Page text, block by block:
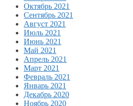
Октябрь 2021
Сентябрь 2021
Август 2021
Июль 2021
Июнь 2021
Май 2021
Апрель 2021
Март 2021
Февраль 2021
Январь 2021
Декабрь 2020
Ноябрь 2020